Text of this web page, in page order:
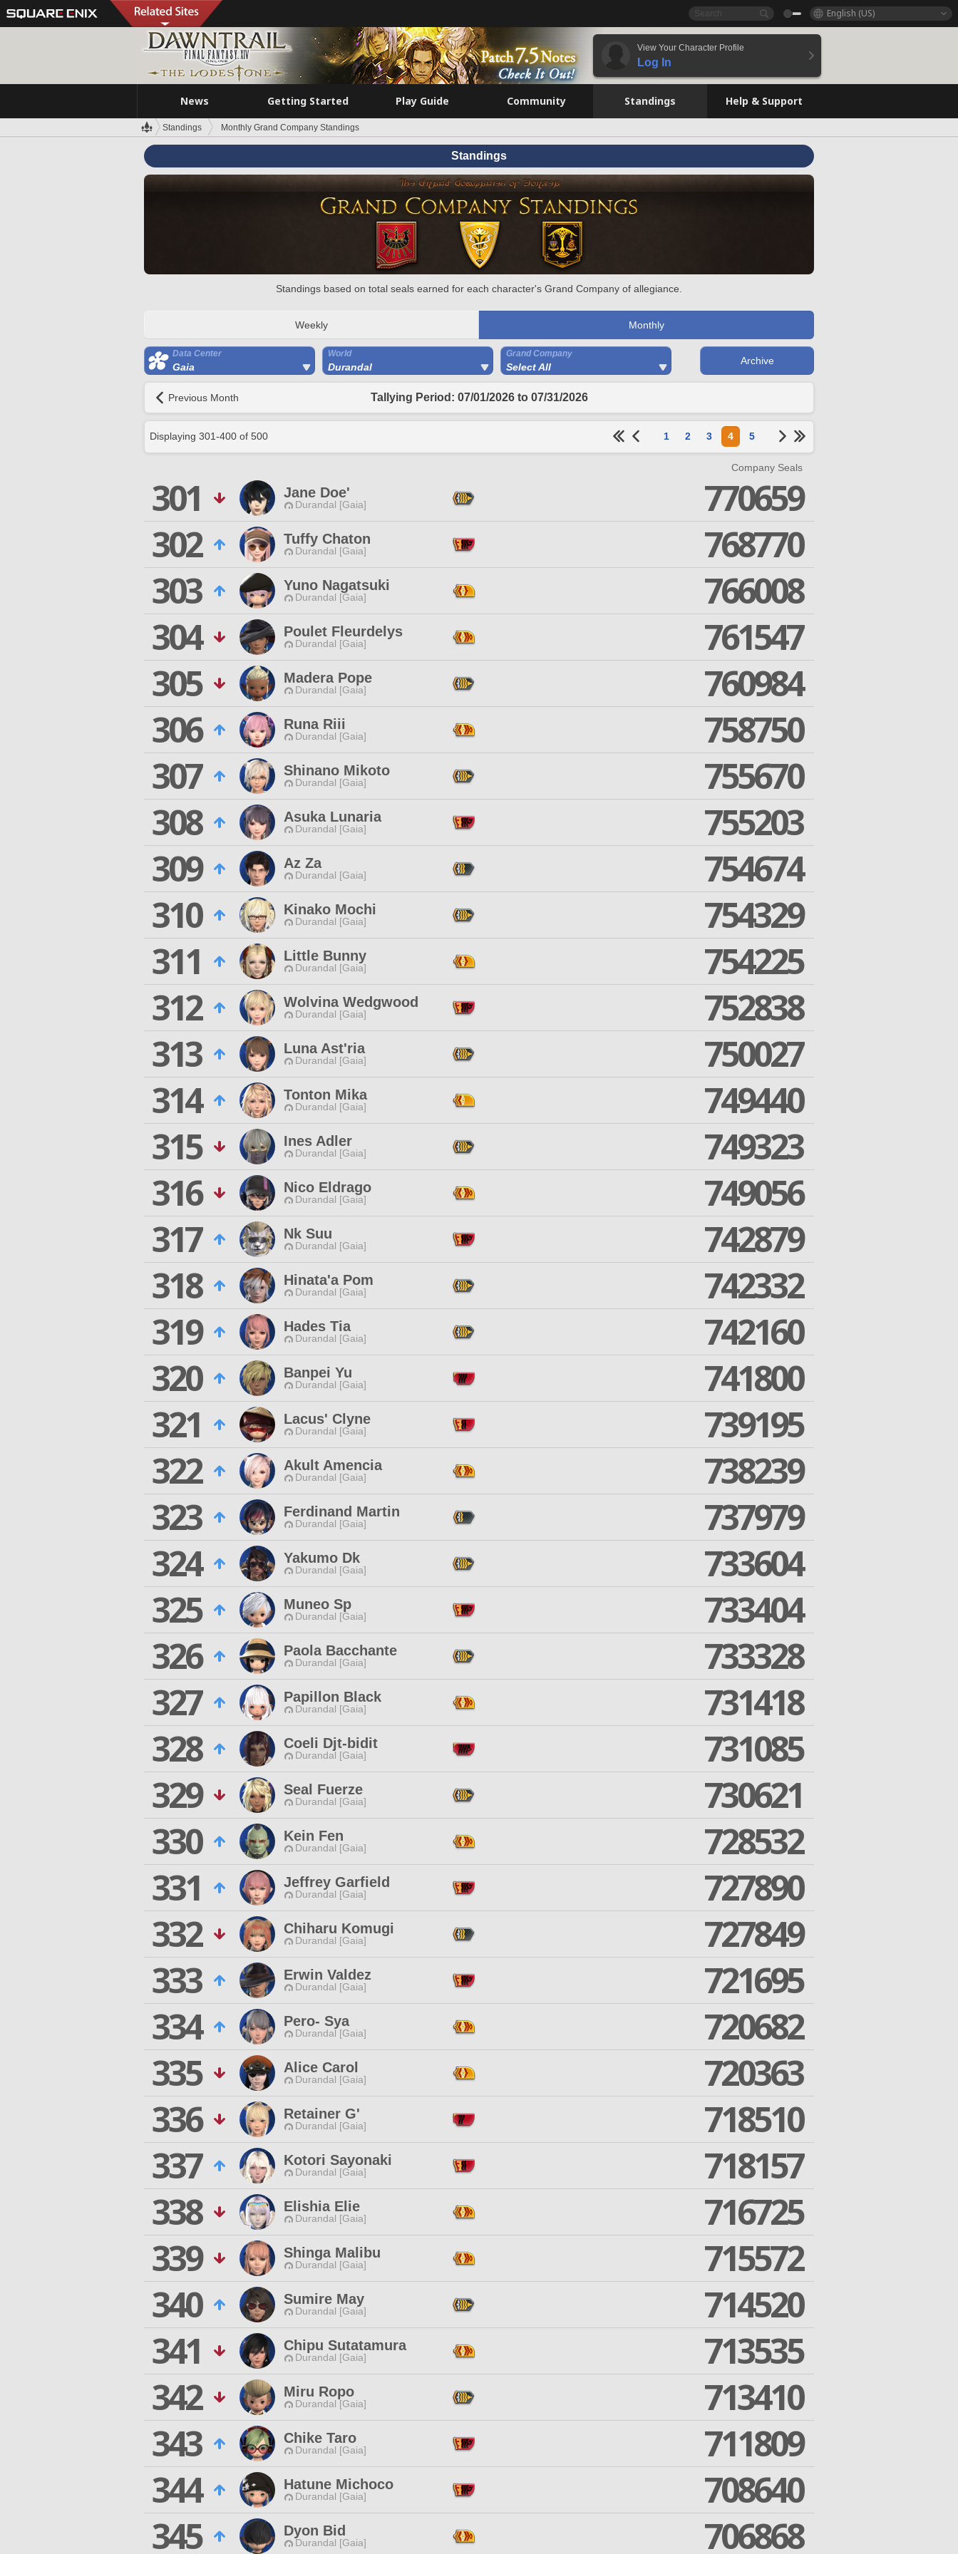
English (US)
View Your Character Profile
Log In
News Getting Started Play Guide Community Standings Help & Support
Standings Monthly Grand Company Standings
Standings
Standings based on total seals earned for each character's Grand Company of allegiance.
Weekly Monthly
Data Center
Gaia
World
Durandal
Grand Company
Select All
Archive
Previous Month Tallying Period: 07/01/2026 to 07/31/2026
Displaying 301-400 of 500 1 2 3 4 5
Company Seals
301 Jane Doe'
Durandal [Gaia]
770659
302
Tuffy Chaton
Durandal [Gaia]
768770
303
Yuno Nagatsuki
Durandal [Gaia]
766008
304
Poulet Fleurdelys
Durandal [Gaia]
761547
305
Madera Pope
Durandal [Gaia]
760984
306
Runa Riii
Durandal [Gaia]
758750
307
Shinano Mikoto
Durandal [Gaia]
755670
308
Asuka Lunaria
Durandal [Gaia]
755203
309
Az Za
Durandal [Gaia]
754674
310
Kinako Mochi
Durandal [Gaia]
754329
311
Little Bunny
Durandal [Gaia]
754225
312
Wolvina Wedgwood
Durandal [Gaia]
752838
313
Luna Ast'ria
Durandal [Gaia]
750027
314
Tonton Mika
Durandal [Gaia]
749440
315
Ines Adler
Durandal [Gaia]
749323
316
Nico Eldrago
Durandal [Gaia]
749056
317
Nk Suu
Durandal [Gaia]
742879
318
Hinata'a Pom
Durandal [Gaia]
742332
319
Hades Tia
Durandal [Gaia]
742160
320
Banpei Yu
Durandal [Gaia]
741800
321
Lacus' Clyne
Durandal [Gaia]
739195
322
Akult Amencia
Durandal [Gaia]
738239
323
Ferdinand Martin
Durandal [Gaia]
737979
324
Yakumo Dk
Durandal [Gaia]
733604
325
Muneo Sp
Durandal [Gaia]
733404
326
Paola Bacchante
Durandal [Gaia]
733328
327
Papillon Black
Durandal [Gaia]
731418
328
Coeli Djt-bidit
Durandal [Gaia]
731085
329
Seal Fuerze
Durandal [Gaia]
730621
330
Kein Fen
Durandal [Gaia]
728532
331
Jeffrey Garfield
Durandal [Gaia]
727890
332
Chiharu Komugi
Durandal [Gaia]
727849
333
Erwin Valdez
Durandal [Gaia]
721695
334
Pero- Sya
Durandal [Gaia]
720682
335
Alice Carol
Durandal [Gaia]
720363
336
Retainer G'
Durandal [Gaia]
718510
337
Kotori Sayonaki
Durandal [Gaia]
718157
338
Elishia Elie
Durandal [Gaia]
716725
339
Shinga Malibu
Durandal [Gaia]
715572
340
Sumire May
Durandal [Gaia]
714520
341
Chipu Sutatamura
Durandal [Gaia]
713535
342
Miru Ropo
Durandal [Gaia]
713410
343
Chike Taro
Durandal [Gaia]
711809
344
Hatune Michoco
Durandal [Gaia]
708640
345
Dyon Bid
Durandal [Gaia] 706868